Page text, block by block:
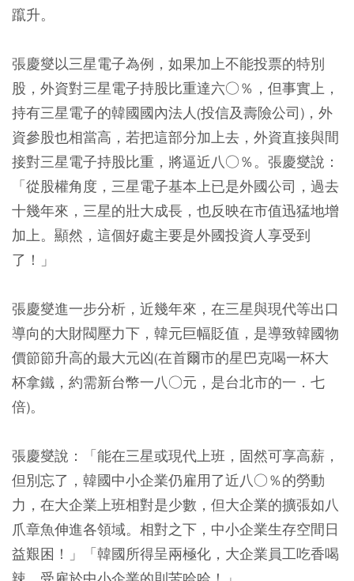
躥升。
張慶燮以三星電子為例，如果加上不能投票的特別
股，外資對三星電子持股比重達六○％，但事實上，
持有三星電子的韓國國內法人(投信及壽險公司)，外
資參股也相當高，若把這部分加上去，外資直接與間
接對三星電子持股比重，將逼近八○％。張慶燮說：
「從股權角度，三星電子基本上已是外國公司，過去
十幾年來，三星的壯大成長，也反映在市值迅猛地增
加上。顯然，這個好處主要是外國投資人享受到
了！」
張慶燮進一步分析，近幾年來，在三星與現代等出口
導向的大財閥壓力下，韓元巨幅貶值，是導致韓國物
價節節升高的最大元凶(在首爾市的星巴克喝一杯大
杯拿鐵，約需新台幣一八○元，是台北市的一．七
倍)。
張慶燮說：「能在三星或現代上班，固然可享高薪，
但別忘了，韓國中小企業仍雇用了近八○％的勞動
力，在大企業上班相對是少數，但大企業的擴張如八
爪章魚伸進各領域。相對之下，中小企業生存空間日
益艱困！」「韓國所得呈兩極化，大企業員工吃香喝